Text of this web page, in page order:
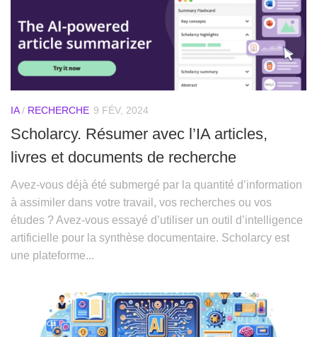
IA/ RECHERCHE 9 FÉV, 2024
Scholarcy. Résumer avec l’IA articles,
livres et documents de recherche
Avez-vous déjà été submergé par la quantité d’information
à assimiler dans votre travail, vos recherches ou vos
études ? Avez-vous essayé d’utiliser un outil d’intelligence
artificielle pour la synthèse documentaire. Scholarcy est
une plateforme...